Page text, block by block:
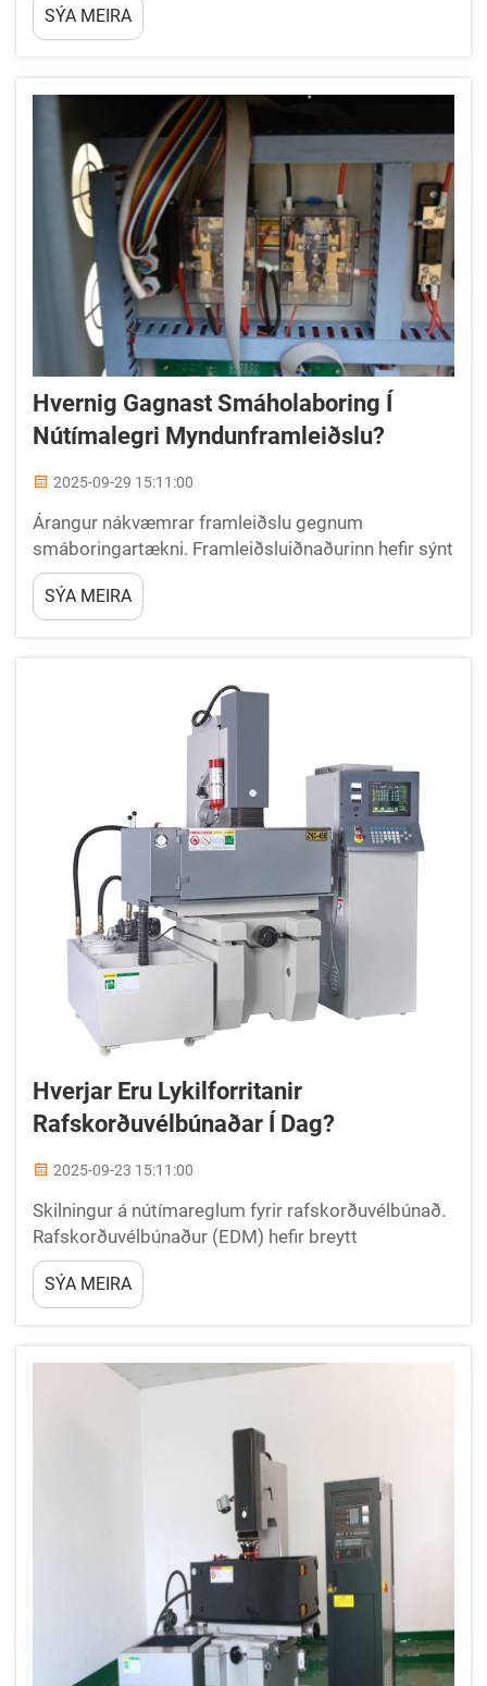
verkstæði nálgast nákvæm skurðverkefni. Þessar
flókin kerfi sameina tölvu-...
SÝA MEIRA
Hvernig Gagnast Smáholaboring Í
Nútímalegri Myndunframleiðslu?
2025-09-29 15:11:00
Árangur nákvæmrar framleiðslu gegnum
smáboringartækni. Framleiðsluiðnaðurinn hefir sýnt
mikla umbreytingu með kominum á
smáholaboringaraferðum. Þessi flókin tækni hefir
breytt gerð myndunarframleiðslu grunvall...
SÝA MEIRA
Hverjar Eru Lykilforritanir
Rafskorðuvélbúnaðar Í Dag?
2025-09-23 15:11:00
Skilningur á nútímareglum fyrir rafskorðuvélbúnað.
Rafskorðuvélbúnaður (EDM) hefir breytt
framleiðsluiðnaðinum með því að leyfa framleiðslu
flókinnra forms og flókinnra hönnunargagna sem
væru ómögulegar að ná með hefðbundnum
SÝA MEIRA